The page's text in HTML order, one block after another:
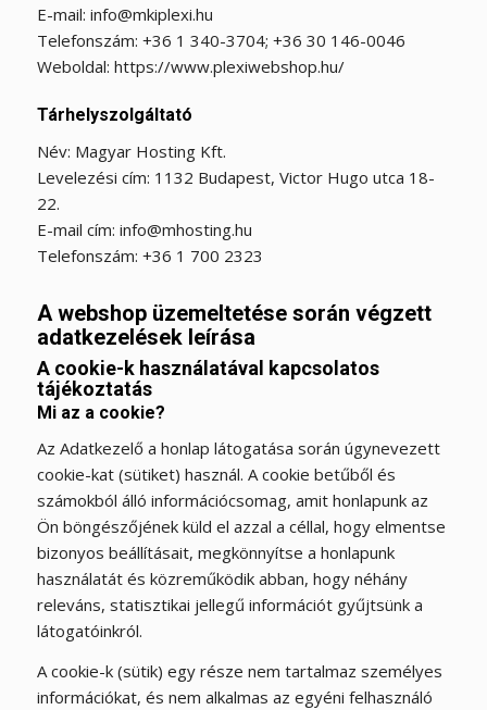
E-mail: info@mkiplexi.hu
Telefonszám: +36 1 340-3704; +36 30 146-0046
Weboldal: https://www.plexiwebshop.hu/
Tárhelyszolgáltató
Név: Magyar Hosting Kft.
Levelezési cím: 1132 Budapest, Victor Hugo utca 18-
22.
E-mail cím: info@mhosting.hu
Telefonszám: +36 1 700 2323
A webshop üzemeltetése során végzett
adatkezelések leírása
A cookie-k használatával kapcsolatos
tájékoztatás
Mi az a cookie?
Az Adatkezelő a honlap látogatása során úgynevezett
cookie-kat (sütiket) használ. A cookie betűből és
számokból álló információcsomag, amit honlapunk az
Ön böngészőjének küld el azzal a céllal, hogy elmentse
bizonyos beállításait, megkönnyítse a honlapunk
használatát és közreműködik abban, hogy néhány
releváns, statisztikai jellegű információt gyűjtsünk a
látogatóinkról.
A cookie-k (sütik) egy része nem tartalmaz személyes
információkat, és nem alkalmas az egyéni felhasználó